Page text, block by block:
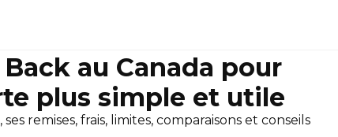
au Canada pour
plus simple et utile
remises, frais, limites, comparaisons et conseils